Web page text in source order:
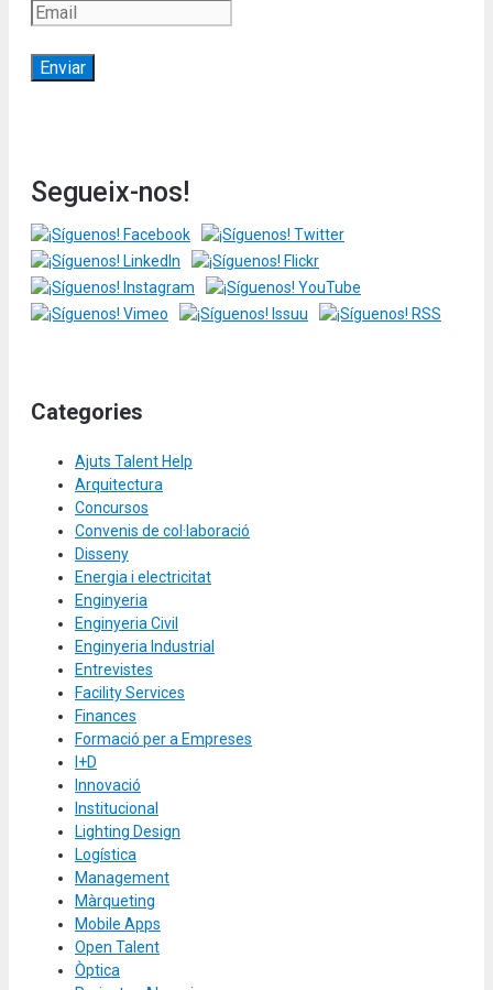
Segueix-nos!
Categories
Ajuts Talent Help
Arquitectura
Concursos
Convenis de col·laboració
Disseny
Energia i electricitat
Enginyeria
Enginyeria Civil
Enginyeria Industrial
Entrevistes
Facility Services
Finances
Formació per a Empreses
I+D
Innovació
Institucional
Lighting Design
Logística
Management
Màrqueting
Mobile Apps
Open Talent
Òptica